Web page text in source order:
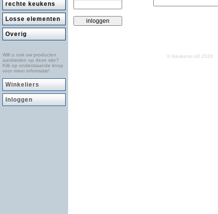
rechte keukens
Losse elementen
Overig
Wilt u ook uw producten
aanbieden op deze site?
Klik op onderstaande knop
voor meer informatie!
Winkeliers
Inloggen
© Keukens.nl3